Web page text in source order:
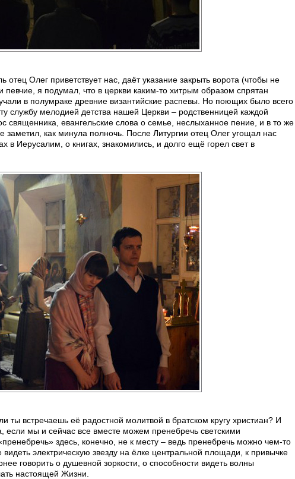
Олег приветствует нас, даёт указание закрыть ворота (чтобы не
певчие, я подумал, что в церкви каким-то хитрым образом спрятан
в полумраке древние византийские распевы. Но поющих было всего
службу мелодией детства нашей Церкви – родственницей каждой
евангельские слова о семье, неслыханное пение, и в то же
как минула полночь. После Литургии отец Олег угощал нас
Иерусалим, о книгах, знакомились, и долго ещё горел свет в
ты встречаешь её радостной молитвой в братском кругу христиан? И
если мы и сейчас все вместе можем пренебречь светскими
здесь, конечно, не к месту – ведь пренебречь можно чем-то
электрическую звезду на ёлке центральной площади, к привычке
говорить о душевной зоркости, о способности видеть волны
настоящей Жизни.